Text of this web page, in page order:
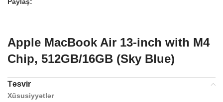
Paylaş:
Apple MacBook Air 13-inch with M4
Chip, 512GB/16GB (Sky Blue)
Təsvir
Xüsusiyyətlər